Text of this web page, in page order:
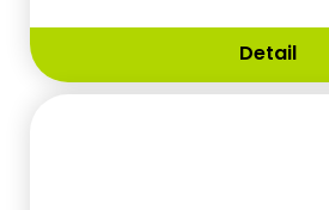
Detail